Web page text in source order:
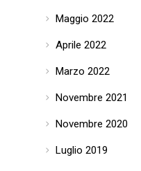
Maggio 2022
Aprile 2022
Marzo 2022
Novembre 2021
Novembre 2020
Luglio 2019